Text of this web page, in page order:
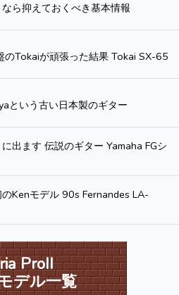
ら抑えておくべき基本情報
のTokaiが頑張った結果 Tokai SX-65
という古い日本製のギター
出ます 伝説のギター Yamaha FGシ
Kenモデル 90s Fernandes LA-
ProII
デル一覧